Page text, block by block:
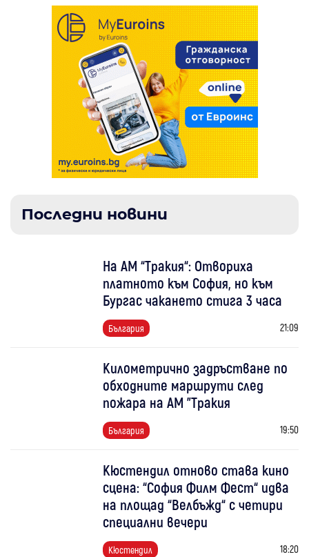
Последни новини
На АМ “Тракия“: Отвориха
платното към София, но към
Бургас чакането стига 3 часа
България 21:09
Километрично задръстване по
обходните маршрути след
пожара на АМ "Тракия
България 19:50
Кюстендил отново става кино
сцена: “София Филм Фест“ идва
на площад “Велбъжд“ с четири
специални вечери
Кюстендил 18:20